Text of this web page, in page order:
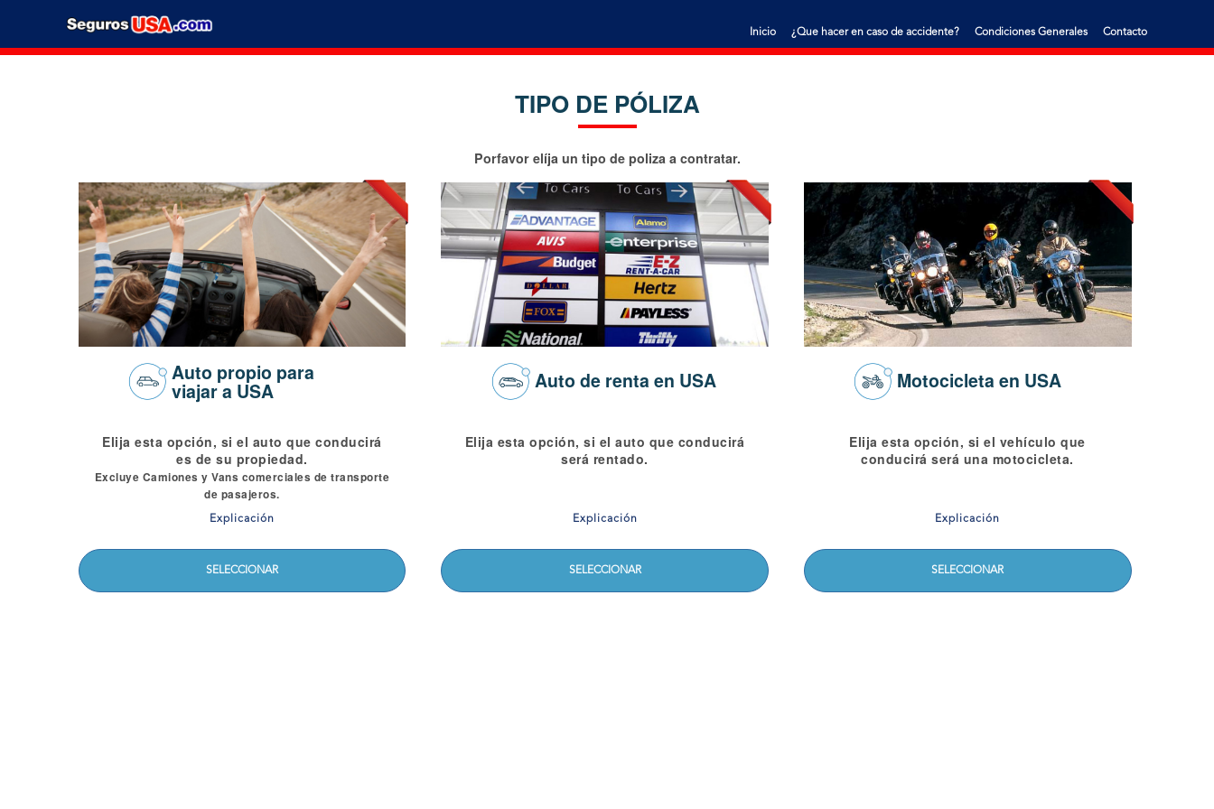
Inicio ¿Que hacer en caso de accidente? Condiciones Generales Contacto
TIPO DE PÓLIZA
Porfavor elíja un tipo de poliza a contratar.
Auto propio para
viajar a USA
Elija esta opción, si el auto que conducirá
es de su propiedad.
Excluye Camiones y Vans comerciales de transporte
de pasajeros.
Explicación
SELECCIONAR
Auto de renta en USA
Elija esta opción, si el auto que conducirá
será rentado.
Explicación
SELECCIONAR
Motocicleta en USA
Elija esta opción, si el vehículo que
conducirá será una motocicleta.
Explicación
SELECCIONAR